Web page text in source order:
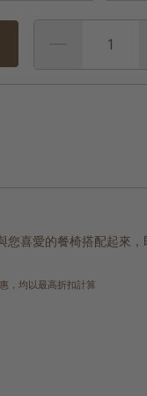
您喜愛的餐椅搭配起來，
，均以最高折扣計算